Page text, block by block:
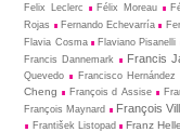
Felix Leclerc
Félix Moreau
Rojas
Fernando Echevarría
Flavia Cosma Flaviano Pisanelli
Francis Dannemark Francis
Quevedo
Francisco Hernández
Cheng
François d Assise
François Maynard
François
František Listopad
Franz